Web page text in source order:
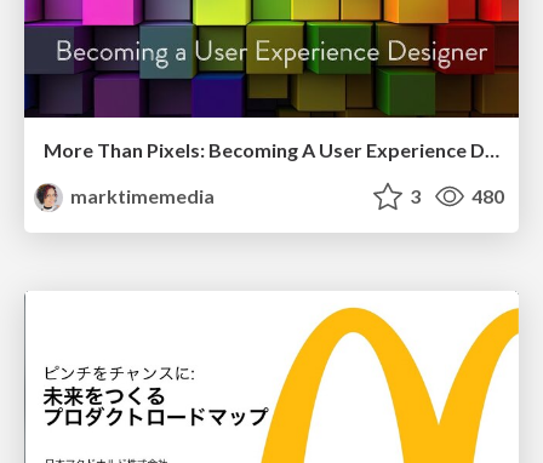
More Than Pixels: Becoming A User Experience Designer
marktimemedia
3 480